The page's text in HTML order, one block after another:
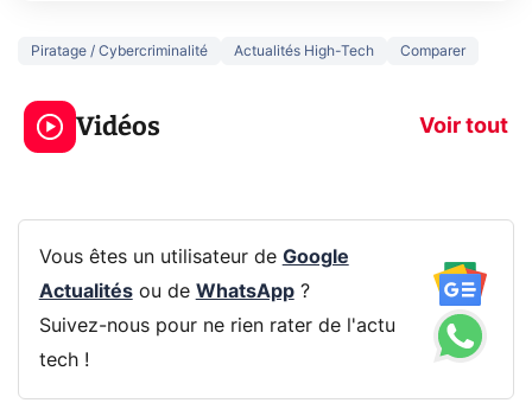
Piratage / Cybercriminalité Actualités High-Tech Comparer
Vidéos Voir tout
5 générations de
jeux dans la
prochaine Xbox !
Ce que vous
navigation
Vous êtes un utilisateur de Google
Actualitésou de WhatsApp?
Suivez-nous pour ne rien rater de l'actu
tech !